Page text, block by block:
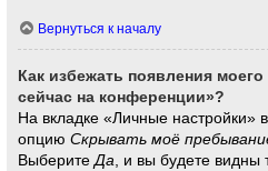
Вернуться к началу
Как избежать появления
сейчас на конференции»?
На вкладке «Личные настройки»
опциюСкрывать моё
ВыберитеДа, и вы будете видны